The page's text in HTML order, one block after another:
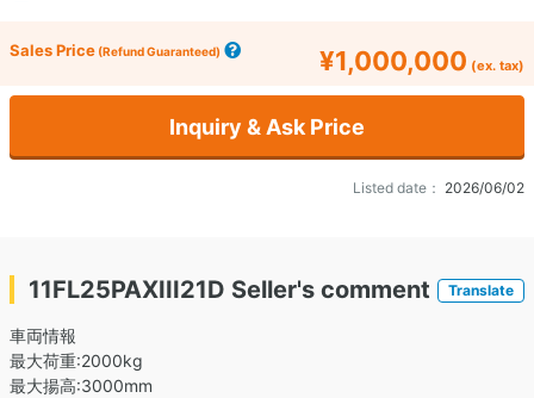
Sales Price (Refund Guaranteed) ¥1,000,000 (ex. tax)
Inquiry & Ask Price
Listed date： 2026/06/02
11FL25PAXIII21D Seller's comment Translate
車両情報
最大荷重:2000kg
最大揚高:3000mm